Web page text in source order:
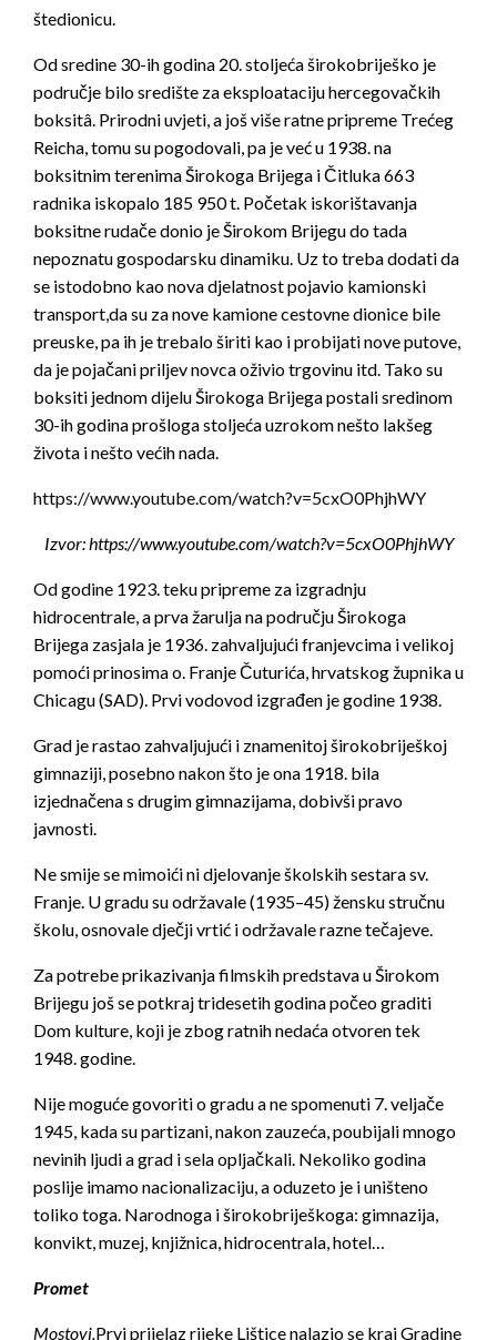
štedionicu.
Od sredine 30-ih godina 20. stoljeća širokobriješko je
područje bilo središte za eksploataciju hercegovačkih
boksitâ. Prirodni uvjeti, a još više ratne pripreme Trećeg
Reicha, tomu su pogodovali, pa je već u 1938. na
boksitnim terenima Širokoga Brijega i Čitluka 663
radnika iskopalo 185 950 t. Početak iskorištavanja
boksitne rudače donio je Širokom Brijegu do tada
nepoznatu gospodarsku dinamiku. Uz to treba dodati da
se istodobno kao nova djelatnost pojavio kamionski
transport,da su za nove kamione cestovne dionice bile
preuske, pa ih je trebalo širiti kao i probijati nove putove,
da je pojačani priljev novca oživio trgovinu itd. Tako su
boksiti jednom dijelu Širokoga Brijega postali sredinom
30-ih godina prošloga stoljeća uzrokom nešto lakšeg
života i nešto većih nada.
https://www.youtube.com/watch?v=5cxO0PhjhWY
Izvor: https://www.youtube.com/watch?v=5cxO0PhjhWY
Od godine 1923. teku pripreme za izgradnju
hidrocentrale, a prva žarulja na području Širokoga
Brijega zasjala je 1936. zahvaljujući franjevcima i velikoj
pomoći prinosima o. Franje Čuturića, hrvatskog župnika u
Chicagu (SAD). Prvi vodovod izgrađen je godine 1938.
Grad je rastao zahvaljujući i znamenitoj širokobriješkoj
gimnaziji, posebno nakon što je ona 1918. bila
izjednačena s drugim gimnazijama, dobivši pravo
javnosti.
Ne smije se mimoići ni djelovanje školskih sestara sv.
Franje. U gradu su održavale (1935–45) žensku stručnu
školu, osnovale dječji vrtić i održavale razne tečajeve.
Za potrebe prikazivanja filmskih predstava u Širokom
Brijegu još se potkraj tridesetih godina počeo graditi
Dom kulture, koji je zbog ratnih nedaća otvoren tek
1948. godine.
Nije moguće govoriti o gradu a ne spomenuti 7. veljače
1945, kada su partizani, nakon zauzeća, poubijali mnogo
nevinih ljudi a grad i sela opljačkali. Nekoliko godina
poslije imamo nacionalizaciju, a oduzeto je i uništeno
toliko toga. Narodnoga i širokobriješkoga: gimnazija,
konvikt, muzej, knjižnica, hidrocentrala, hotel…
Promet
Mostovi.Prvi prijelaz rijeke Lištice nalazio se kraj Gradine